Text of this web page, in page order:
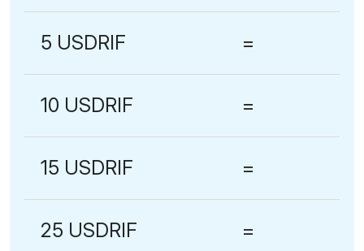
5 USDRIF =
10 USDRIF =
15 USDRIF =
25 USDRIF =